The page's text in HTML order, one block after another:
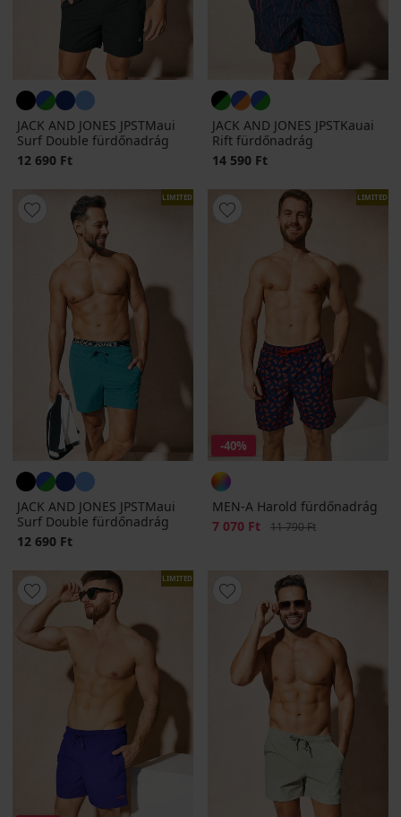
JACK AND JONES JPSTMaui
Surf Double fürdőnadrág
12 690 Ft
JACK AND JONES JPSTKauai
Rift fürdőnadrág
14 590 Ft
LIMITED
JACK AND JONES JPSTMaui
Surf Double fürdőnadrág
12 690 Ft
LIMITED
-40%
MEN-A Harold fürdőnadrág
Kedvezmény
7 070 Ft Eredeti ár
11 790 Ft
LIMITED